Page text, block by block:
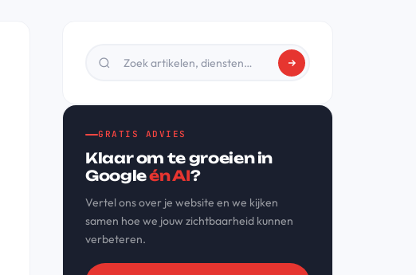
GRATIS ADVIES
Klaar om te groeien in
Googleén AI?
Vertel ons over je website en we kijken
samen hoe we jouw zichtbaarheid kunnen
verbeteren.